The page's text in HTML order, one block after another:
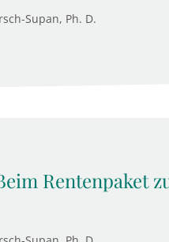
Supan, Ph. D.
Rentenpaket